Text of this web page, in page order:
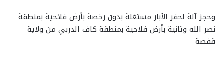
وحجز آلة لحفر الآبار مستغلة بدون رخصة بأرض فلاحية بمنطقة
نصر الله وثانية بأرض فلاحية بمنطقة كاف الدربي من ولاية
قفصة